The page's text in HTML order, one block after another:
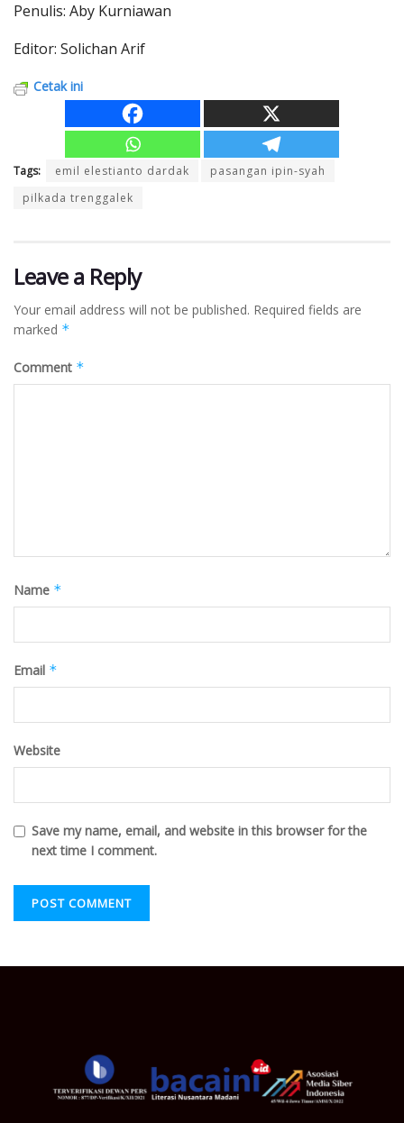
Penulis: Aby Kurniawan
Editor: Solichan Arif
Cetak ini
Tags: emil elestianto dardak
pasangan ipin-syah
pilkada trenggalek
Leave a Reply
Your email address will not be published. Required fields are
marked *
Comment *
Name *
Email *
Website
Save my name, email, and website in this browser for the
next time I comment.